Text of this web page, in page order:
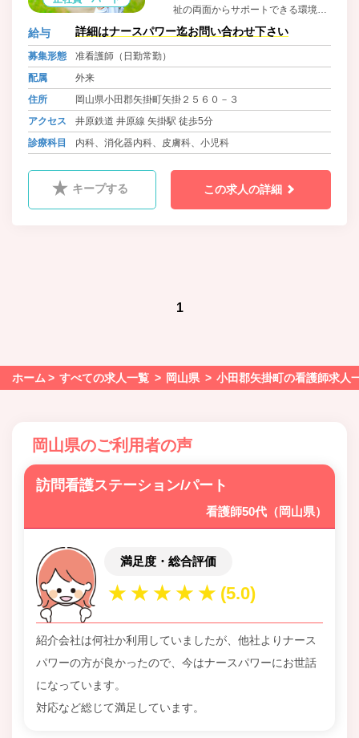
祉の両面からサポートできる環境と
サービス提供を目標とし、各種予防
接種をはじめとして、小児から高齢
給与 詳細はナースパワー迄お問い合わせ下さい
募集形態
准看護師（日勤常勤）
配属
外来
住所
岡山県小田郡矢掛町矢掛２５６０－３
アクセス
井原鉄道 井原線 矢掛駅 徒歩5分
診療科目
内科、消化器内科、皮膚科、小児科
キープする この求人の詳細
1
ホーム すべての求人一覧 岡山県 小田郡矢掛町の看護師求人
岡山県のご利用者の声
訪問看護ステーション/パート
看護師50代（岡山県）
満足度・総合評価
紹介会社は何社か利用していましたが、他社よりナース
パワーの方が良かったので、今はナースパワーにお世話
になっています。
対応など総じて満足しています。